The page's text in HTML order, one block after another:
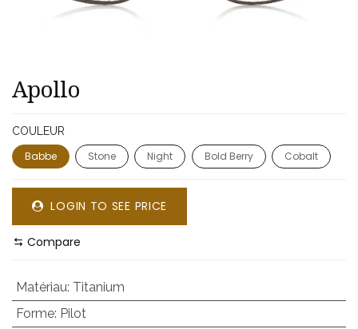
​​Apollo
COULEUR
Babbe Stone Night Bold Berry Cobalt
LOGIN TO SEE PRICE
Compare
Matériau: Titanium
Forme: Pilot